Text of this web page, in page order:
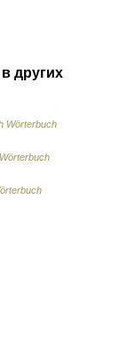
других
Wörterbuch